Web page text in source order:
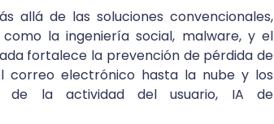
allá de las soluciones convencionales,
la ingeniería social, malware, y el
fortalece la prevención de pérdida de
correo electrónico hasta la nube y los
de la actividad del usuario, IA de